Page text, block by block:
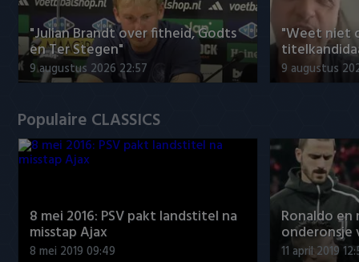
"Julian Brandt over fitheid, Godts
en Ter Stegen"
9 augustus 2026 22:57
"Weet niet
9 augustus
Populaire CLASSICS
8 mei 2016: PSV pakt landstitel na
misstap Ajax
8 mei 2019 09:49
Ronaldo
onderonsje
11 april 2019